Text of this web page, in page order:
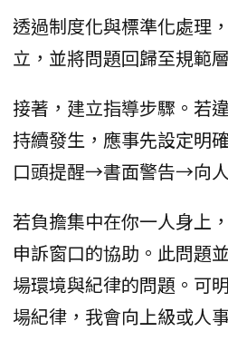
透過制度化與標準化處理
立，並將問題回歸至規範
接著，建立指導步驟。若
持續發生，應事先設定明
口頭提醒→書面警告→向人
若負擔集中在你一人身上
申訴窗口的協助。此問題
場環境與紀律的問題。可
場紀律，我會向上級或人